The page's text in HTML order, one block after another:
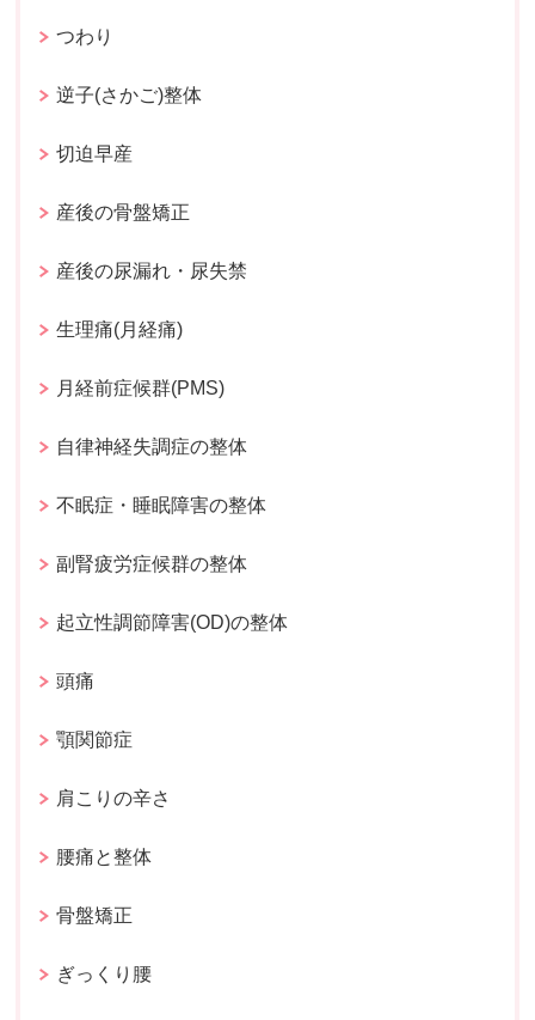
つわり
逆子(さかご)整体
切迫早産
産後の骨盤矯正
産後の尿漏れ・尿失禁
生理痛(月経痛)
月経前症候群(PMS)
自律神経失調症の整体
不眠症・睡眠障害の整体
副腎疲労症候群の整体
起立性調節障害(OD)の整体
頭痛
顎関節症
肩こりの辛さ
腰痛と整体
骨盤矯正
ぎっくり腰